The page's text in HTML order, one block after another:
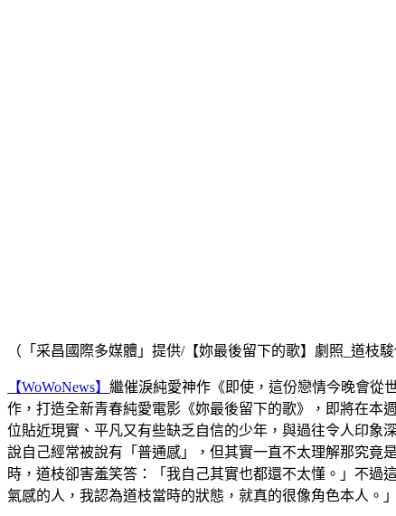
（「采昌國際多媒體」提供/【妳最後留下的歌】劇照_道枝
【WoWoNews】 繼催淚純愛神作《即使，這份戀情今晚會從
作，打造全新青春純愛電影《妳最後留下的歌》，即將在本
位貼近現實、平凡又有些缺乏自信的少年，與過往令人印象
說自己經常被說有「普通感」，但其實一直不太理解那究竟
時，道枝卻害羞笑答：「我自己其實也都還不太懂。」不過
氣感的人，我認為道枝當時的狀態，就真的很像角色本人。